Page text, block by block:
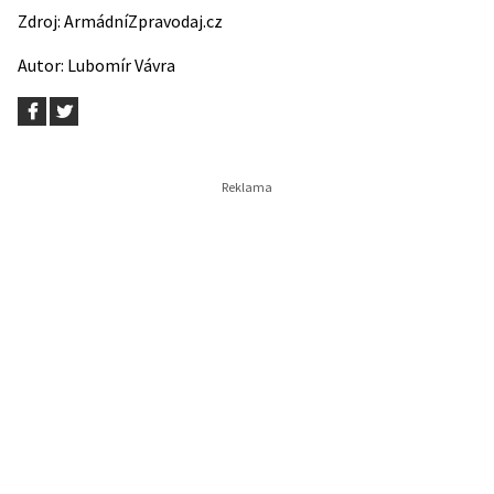
Zdroj: ArmádníZpravodaj.cz
Autor: Lubomír Vávra